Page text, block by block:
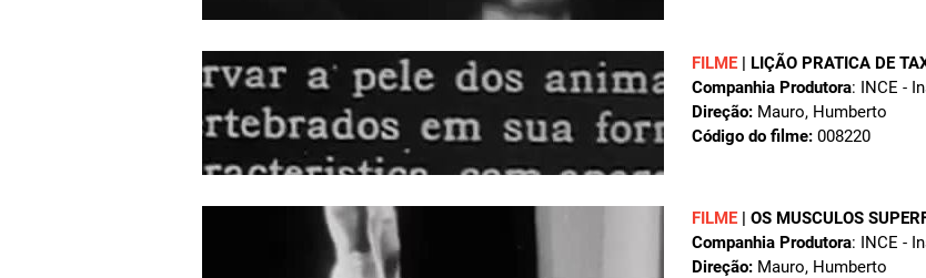
FILME | LIÇÃO PRATICA DE
Companhia Produtora: INCE -
Direção: Mauro, Humberto
Código do filme: 008220
FILME | OS MUSCULOS
Companhia Produtora: INCE -
Direção: Mauro, Humberto